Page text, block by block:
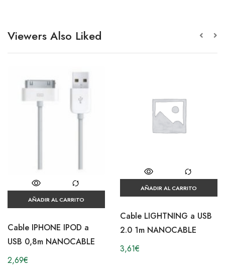
Viewers Also Liked
AÑADIR AL CARRITO
Cable IPHONE IPOD a
USB 0,8m NANOCABLE
2,69€
AÑADIR AL CARRITO
Cable LIGHTNING a USB
2.0 1m NANOCABLE
3,61€